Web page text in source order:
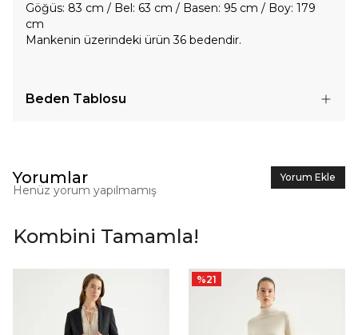
Göğüs: 83 cm / Bel: 63 cm / Basen: 95 cm / Boy: 179
cm
Mankenin üzerindeki ürün 36 bedendir.
Beden Tablosu
Yorumlar Yorum Ekle
Henüz yorum yapılmamış
Kombini Tamamla!
%21